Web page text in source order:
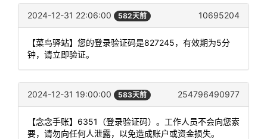
2024-12-31 22:06:00 582天前 10695204
【菜鸟驿站】您的登录验证码是827245，有效期为5分
钟，请立即验证。
2024-12-31 19:00:00 583天前 254796490977
【念念手账】6351（登录验证码）。工作人员不会向您索
要，请勿向任何人泄露，以免造成账户或资金损失。